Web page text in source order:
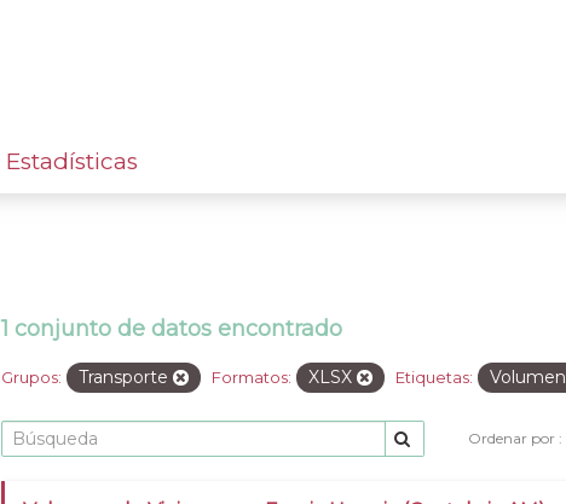
Estadísticas
1 conjunto de datos encontrado
Grupos: Transporte Formatos: XLSX Etiquetas: Volumen
Ordenar por